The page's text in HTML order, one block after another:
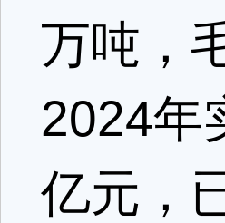
万吨，
2024年
亿元，